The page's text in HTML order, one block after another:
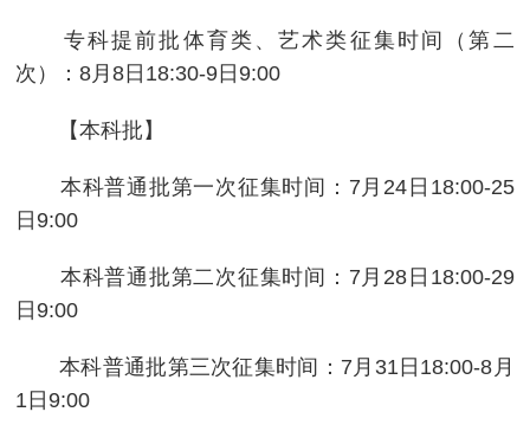
专科提前批体育类、艺术类征集时间（第二
次）：8月8日18:30-9日9:00
【本科批】
本科普通批第一次征集时间：7月24日18:00-25
日9:00
本科普通批第二次征集时间：7月28日18:00-29
日9:00
本科普通批第三次征集时间：7月31日18:00-8月
1日9:00